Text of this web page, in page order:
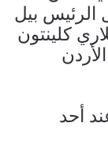
الرئيس بيل
كلينتون
أحد